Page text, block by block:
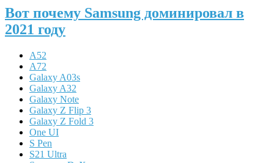
Вот почему Samsung доминировал в
2021 году
A52
A72
Galaxy A03s
Galaxy A32
Galaxy Note
Galaxy Z Flip 3
Galaxy Z Fold 3
One UI
S Pen
S21 Ultra